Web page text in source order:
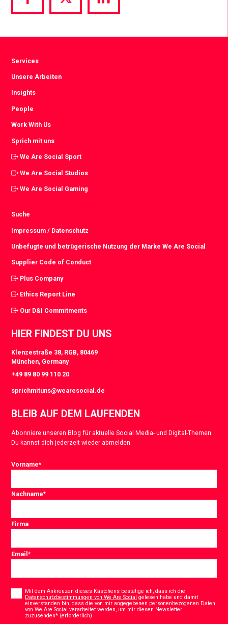
Share
via
Share
via
Share
via
Services
Unsere Arbeiten
Insights
People
Work With Us
Sprich mit uns
We Are Social Sport
We Are Social Studios
We Are Social Gaming
Suche
Impressum / Datenschutz
Unbefugte und betrügerische Nutzung der Marke We Are Social
Supplier Code of Conduct
Plus Company
Ethics Report Line
Our D&I Commitments
HIER FINDEST DU UNS
Klenzestraße 38, RGB, 80469
München, Germany
+49 89 80 99 110 20
sprichmituns@wearesocial.de
BLEIB AUF DEM LAUFENDEN
Abonniere unseren Blog für aktuelle Social Media- und Digital-Themen.
Du kannst dich jederzeit wieder abmelden.
Vorname*
Nachname*
Firma
Email*
Mit dem Ankreuzen dieses Kästchens bestätige ich, dass ich die
Datenschutzbestimmungen von We Are Social gelesen habe und damit
einverstanden bin, dass die von mir angegebenen personenbezogenen Daten
von We Are Social verarbeitet werden, um mir diesen Newsletter
zuzusenden* (erforderlich)